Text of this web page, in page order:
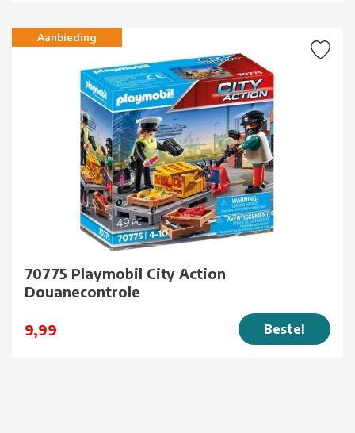
Aanbieding
70775 Playmobil City Action
Douanecontrole
9,99 Bestel